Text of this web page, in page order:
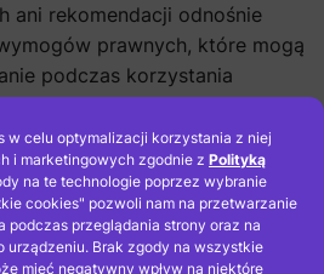
w celu optymalizacji korzystania z niej
i marketingowych zgodnie z Polityką
na te technologie poprzez wybranie
cookies" pozwoli nam na przetwarzanie
podczas przeglądania strony oraz na
urządzeniu. Brak zgody na wszystkie
mieć negatywny wpływ na niektóre
ani rekomendacji odnośnie
prawnych, które mogą
podczas korzystania
przez Ciebie lub
użytkowników, ani
zgodności z tymi przepisami